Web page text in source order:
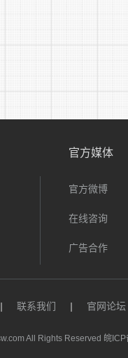
官方媒体
官方微博
在线咨询
广告合作
| 联系我们 | 官网论坛
All Rights Reserved 皖